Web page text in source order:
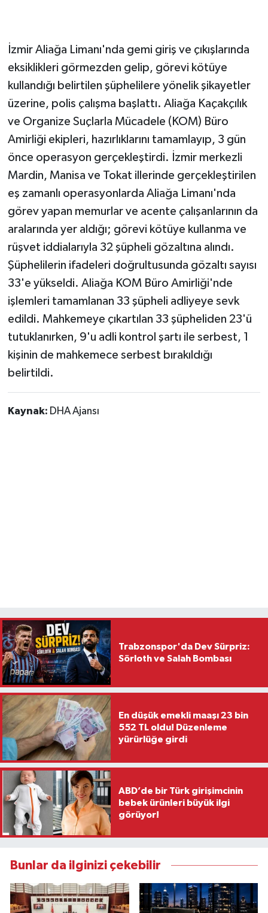
İzmir Aliağa Limanı'nda gemi giriş ve çıkışlarında
eksiklikleri görmezden gelip, görevi kötüye
kullandığı belirtilen şüphelilere yönelik şikayetler
üzerine, polis çalışma başlattı. Aliağa Kaçakçılık
ve Organize Suçlarla Mücadele (KOM) Büro
Amirliği ekipleri, hazırlıklarını tamamlayıp, 3 gün
önce operasyon gerçekleştirdi. İzmir merkezli
Mardin, Manisa ve Tokat illerinde gerçekleştirilen
eş zamanlı operasyonlarda Aliağa Limanı'nda
görev yapan memurlar ve acente çalışanlarının da
aralarında yer aldığı; görevi kötüye kullanma ve
rüşvet iddialarıyla 32 şüpheli gözaltına alındı.
Şüphelilerin ifadeleri doğrultusunda gözaltı sayısı
33'e yükseldi. Aliağa KOM Büro Amirliği'nde
işlemleri tamamlanan 33 şüpheli adliyeye sevk
edildi. Mahkemeye çıkartılan 33 şüpheliden 23'ü
tutuklanırken, 9'u adli kontrol şartı ile serbest, 1
kişinin de mahkemece serbest bırakıldığı
belirtildi.
Kaynak: DHA Ajansı
Trabzonspor'da Dev Sürpriz:
Sörloth ve Salah Bombası
En düşük emekli maaşı 23 bin
552 TL oldu! Düzenleme
yürürlüğe girdi
ABD’de bir Türk girişimcinin
bebek ürünleri büyük ilgi
görüyor!
Bunlar da ilginizi çekebilir
İlçe Haberleri
Keşfet
Kültür & Sanat
Magazin
Resmi İlanlar
Sağlık
Seri İlan
Siyaset
Sokak Hayvanlarını Sahiplendirme
Sonsöz Özel
Spor
Yaşam